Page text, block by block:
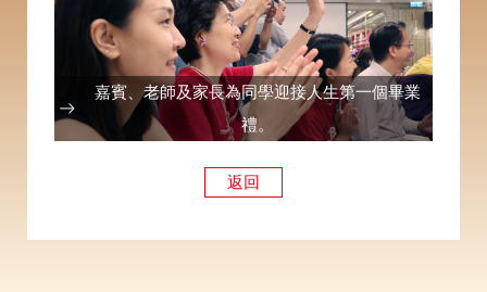
嘉賓、老師及家長為同學迎接人生第一個畢業
禮。
返回